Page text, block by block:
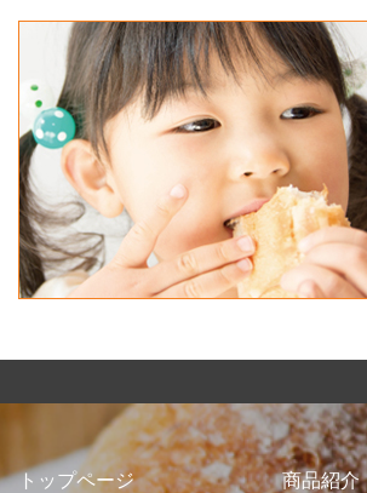
トップページ 商品紹介